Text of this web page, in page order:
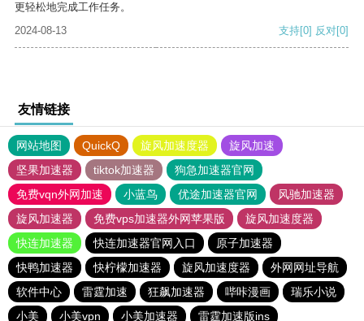
更轻松地完成工作任务。
2024-08-13
支持[0] 反对[0]
友情链接
网站地图 QuickQ 旋风加速度器
旋风加速
坚果加速器
tiktok加速器
狗急加速器官网
免费vqn外网加速
小蓝鸟 优途加速器官网
风驰加速器
旋风加速器
免费vps加速器外网苹果版
旋风加速度器
快连加速器
快连加速器官网入口
原子加速器
快鸭加速器
快柠檬加速器 旋风加速度器
外网网址导航
软件中心
雷霆加速 狂飙加速器 哔咔漫画
瑞乐小说
小美
小美vpn 小美加速器 雷霆加速版ins